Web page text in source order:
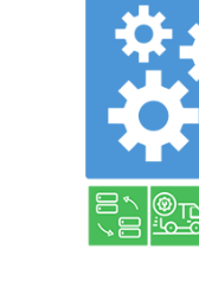
mehr